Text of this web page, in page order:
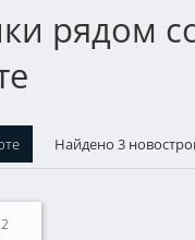
рядом
Найдено 3
2